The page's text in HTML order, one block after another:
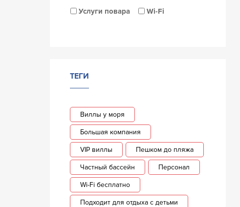
Услуги повара
Wi-Fi
ТЕГИ
Виллы у моря
Большая компания
VIP виллы Пешком до пляжа
Частный бассейн Персонал
Wi-Fi бесплатно
Подходит для отдыха с детьми